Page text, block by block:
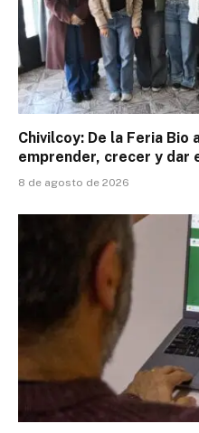
Chivilcoy: De la Feria Bio
emprender, crecer y dar
8 de agosto de 2026